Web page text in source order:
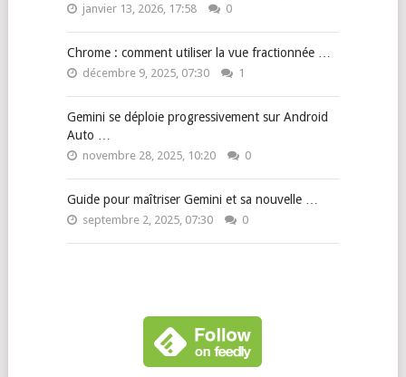
janvier 13, 2026, 17:58 0
Chrome : comment utiliser la vue fractionnée …
décembre 9, 2025, 07:30 1
Gemini se déploie progressivement sur Android
Auto …
novembre 28, 2025, 10:20 0
Guide pour maîtriser Gemini et sa nouvelle …
septembre 2, 2025, 07:30 0